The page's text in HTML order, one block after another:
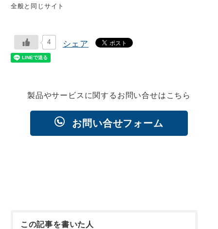
全般と同じサイト
4 シェア
製品やサービスに関するお問い合せはこちら
お問い合せフォーム
この記事を書いた人